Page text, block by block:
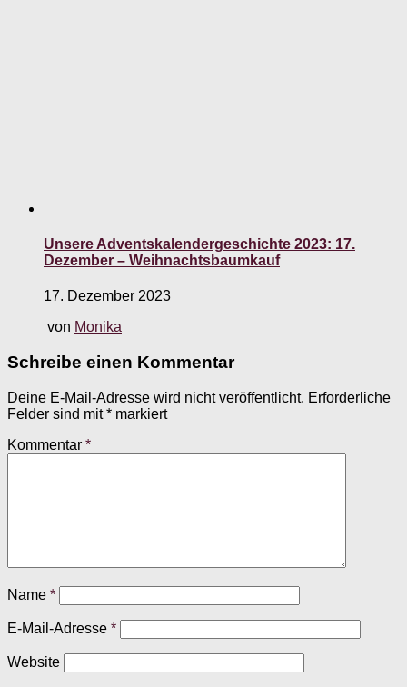
Unsere Adventskalendergeschichte 2023: 17.
Dezember – Weihnachtsbaumkauf
17. Dezember 2023
von Monika
Schreibe einen Kommentar
Deine E-Mail-Adresse wird nicht veröffentlicht. Erforderliche
Felder sind mit* markiert
Kommentar *
Name *
E-Mail-Adresse *
Website